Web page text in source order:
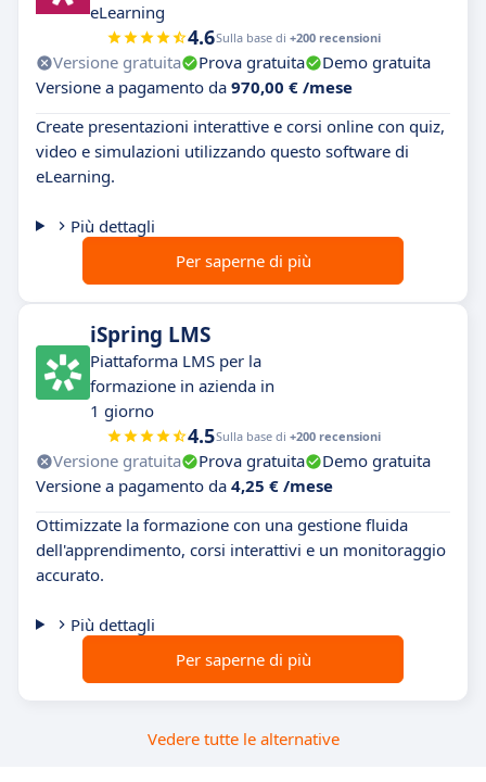
eLearning
4.6Sulla base di +200 recensioni
Versione gratuita Prova gratuita
Demo gratuita
Versione a pagamento da 970,00 € /mese
Create presentazioni interattive e corsi online con quiz,
video e simulazioni utilizzando questo software di
eLearning.
Più dettagli
Per saperne di più
iSpring LMS
Piattaforma LMS per la
formazione in azienda in
1 giorno
4.5Sulla base di +200 recensioni
Versione gratuita Prova gratuita
Demo gratuita
Versione a pagamento da 4,25 € /mese
Ottimizzate la formazione con una gestione fluida
dell'apprendimento, corsi interattivi e un monitoraggio
accurato.
Più dettagli
Per saperne di più
Vedere tutte le alternative